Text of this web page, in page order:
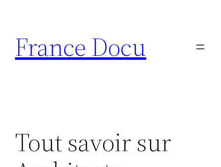
contenu
France Docu
Tout savoir sur